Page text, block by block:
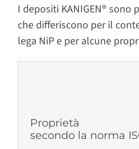
I depositi KANIGEN®
che differiscono per il
lega NiP e per alcune
Proprietà
secondo la norma